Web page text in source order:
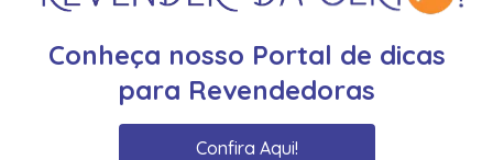
Conheça nosso Portal de dicas
para Revendedoras
Confira Aqui!